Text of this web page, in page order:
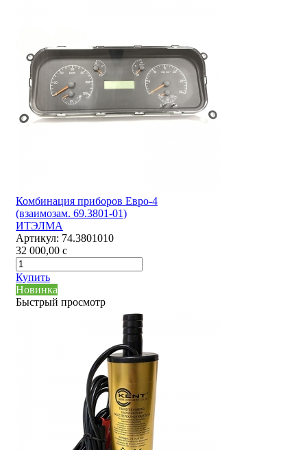
Комбинация приборов Евро-4
(взаимозам. 69.3801-01)
ИТЭЛМА
Артикул: 74.3801010
32 000,00 c
Купить
Новинка
Быстрый просмотр